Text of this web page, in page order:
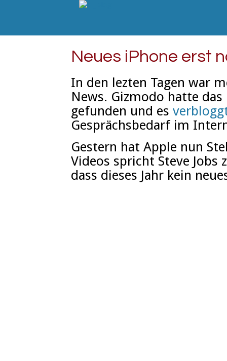
Neues iPhone erst
In den lezten Tagen war
News. Gizmodo hatte
gefunden und es
Gesprächsbedarf im
Gestern hat Apple nun
Videos spricht Steve Jobs
dass dieses Jahr kein